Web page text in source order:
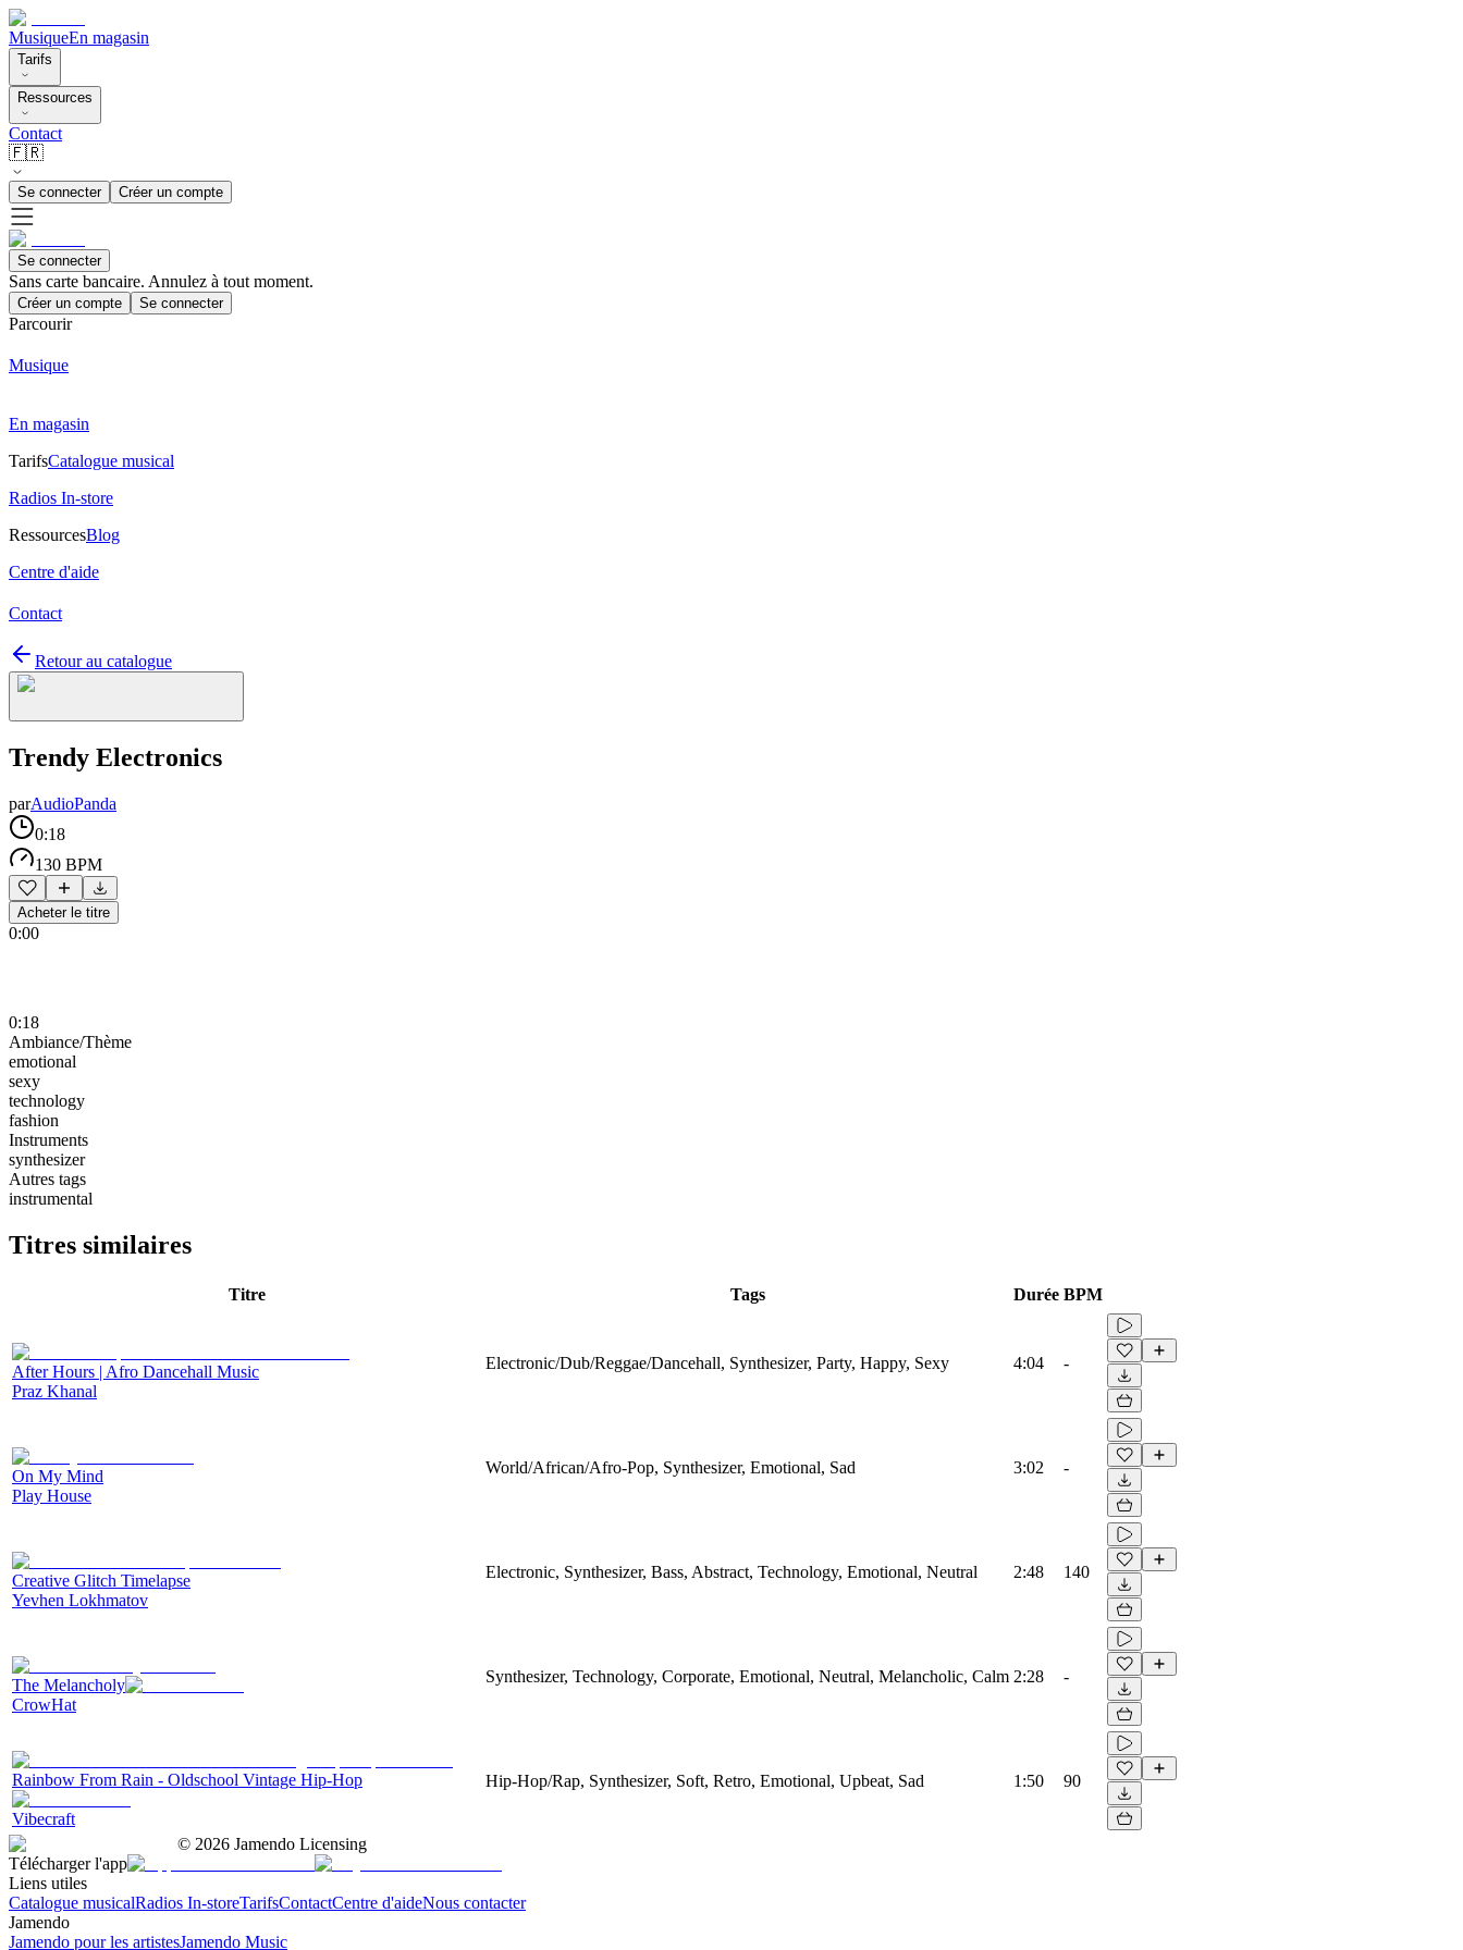
MusiqueEn magasin
Tarifs
Ressources
Contact
🇫🇷
Se connecter Créer un compte
Se connecter
Sans carte bancaire. Annulez à tout moment.
Créer un compte Se connecter
Parcourir
Musique
En magasin
TarifsCatalogue musical
Radios In-store
RessourcesBlog
Centre d'aide
Contact
Retour au catalogue
Trendy Electronics
parAudioPanda
0:18
130 BPM
Acheter le titre
0:00
0:18
Ambiance/Thème
emotional
sexy
technology
fashion
Instruments
synthesizer
Autres tags
instrumental
Titres similaires
Titre Tags Durée BPM
After Hours | Afro Dancehall Music
Praz Khanal
Electronic/Dub/Reggae/Dancehall, Synthesizer, Party, Happy, Sexy 4:04 -
On My Mind
Play House
World/African/Afro-Pop, Synthesizer, Emotional, Sad 3:02 -
Creative Glitch Timelapse
Yevhen Lokhmatov
Electronic, Synthesizer, Bass, Abstract, Technology, Emotional, Neutral 2:48 140
The Melancholy
CrowHat
Synthesizer, Technology, Corporate, Emotional, Neutral, Melancholic, Calm 2:28 -
Rainbow From Rain - Oldschool Vintage Hip-Hop
Vibecraft
Hip-Hop/Rap, Synthesizer, Soft, Retro, Emotional, Upbeat, Sad 1:50 90
© 2026 Jamendo Licensing
Télécharger l'app
Liens utiles
Catalogue musicalRadios In-storeTarifsContactCentre d'aideNous contacter
Jamendo
Jamendo pour les artistesJamendo Music